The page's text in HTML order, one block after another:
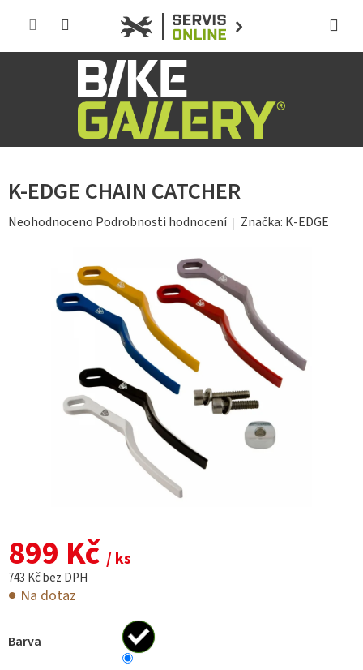
K-EDGE CHAIN CATCHER
Průměrné
Neohodnoceno Podrobnosti hodnocení Značka: K-EDGE
899 Kč / ks
743 Kč bez DPH
Na dotaz
Barva